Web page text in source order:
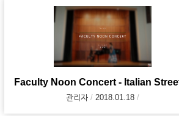
관리자 2018.01.18